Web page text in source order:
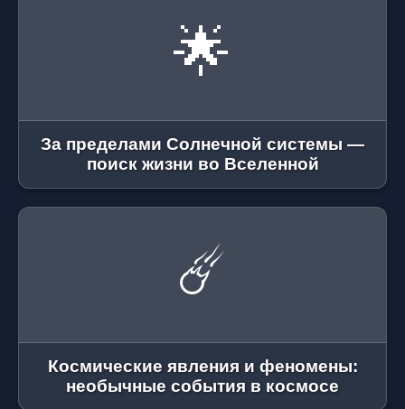
🌟
За пределами Солнечной системы —
поиск жизни во Вселенной
☄️
Космические явления и феномены:
необычные события в космосе